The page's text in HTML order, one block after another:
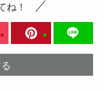
ね！